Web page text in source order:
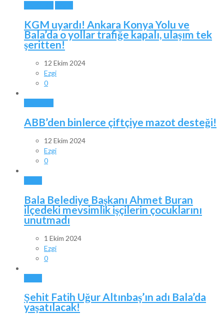
KGM uyardı! Ankara Konya Yolu ve
Bala’da o yollar trafiğe kapalı, ulaşım tek
şeritten!
12 Ekim 2024
Ezgi
0
ABB’den binlerce çiftçiye mazot desteği!
12 Ekim 2024
Ezgi
0
Bala Belediye Başkanı Ahmet Buran
ilçedeki mevsimlik işçilerin çocuklarını
unutmadı
1 Ekim 2024
Ezgi
0
Şehit Fatih Uğur Altınbaş’ın adı Bala’da
yaşatılacak!